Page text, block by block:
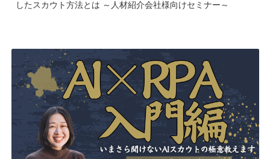
したスカウト方法とは ～人材紹介会社様向けセミナー～